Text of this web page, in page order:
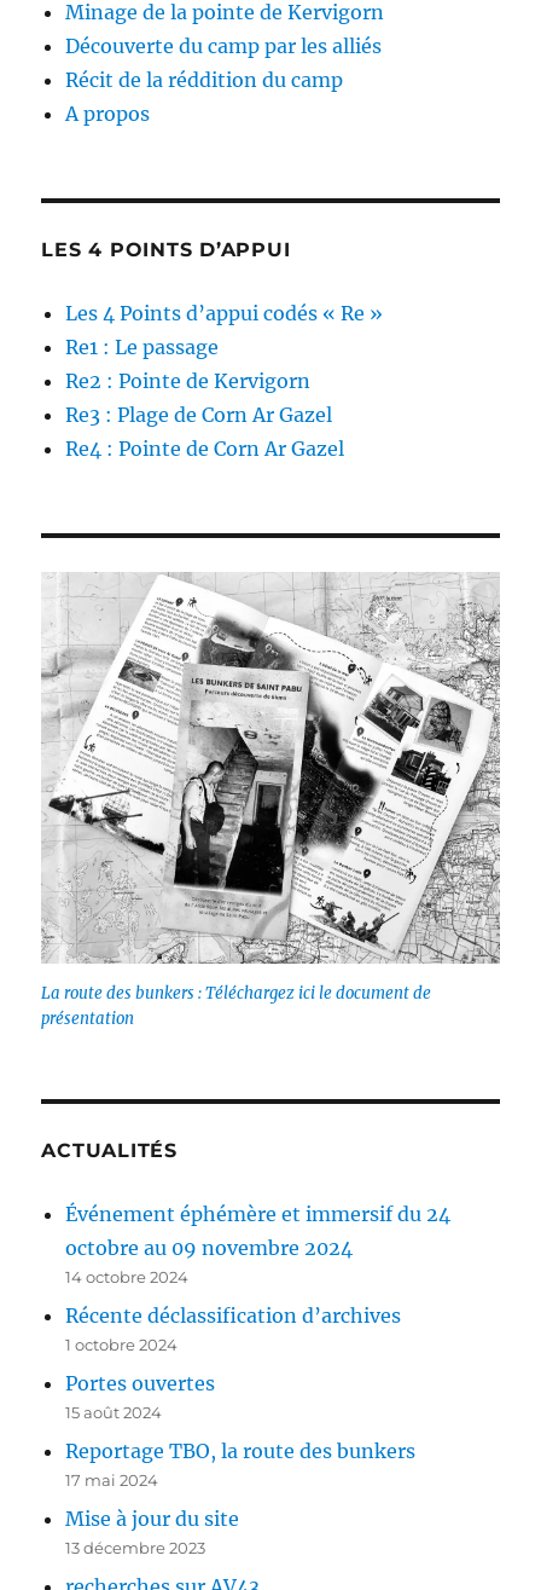
Minage de la pointe de Kervigorn
Découverte du camp par les alliés
Récit de la réddition du camp
A propos
LES 4 POINTS D’APPUI
Les 4 Points d’appui codés « Re »
Re1 : Le passage
Re2 : Pointe de Kervigorn
Re3 : Plage de Corn Ar Gazel
Re4 : Pointe de Corn Ar Gazel
La route des bunkers : Téléchargez ici le document de
présentation
ACTUALITÉS
Événement éphémère et immersif du 24
octobre au 09 novembre 2024
14 octobre 2024
Récente déclassification d’archives
1 octobre 2024
Portes ouvertes
15 août 2024
Reportage TBO, la route des bunkers
17 mai 2024
Mise à jour du site
13 décembre 2023